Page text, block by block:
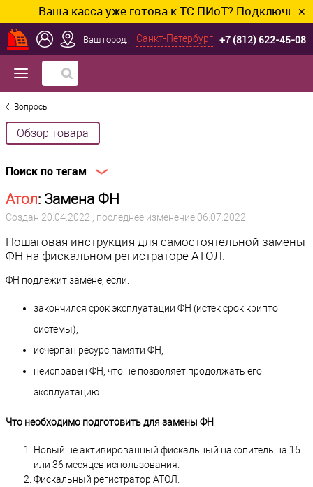
касса уже готова к ТС ПИоТ? Подключим и ✕
Ваш город:: Санкт-Петербург +7 (812) 622-45-08
Вопросы
Обзор товара
Поиск по тегам
Атол: Замена ФН
Создан 20.04.2022 , последнее изменение 06.07.2022
Пошаговая инструкция для самостоятельной замены
ФН на фискальном регистраторе АТОЛ.
ФН подлежит замене, если:
закончился срок эксплуатации ФН (истек срок крипто
системы);
исчерпан ресурс памяти ФН;
неисправен ФН, что не позволяет продолжать его
эксплуатацию.
Что необходимо подготовить для замены ФН
Новый не активированный фискальный накопитель на 15
или 36 месяцев использования.
Фискальный регистратор АТОЛ.